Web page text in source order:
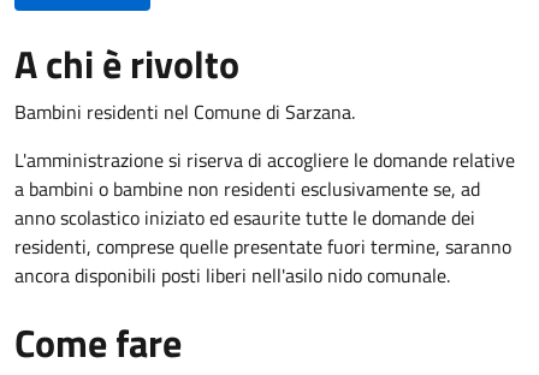
A chi è rivolto
Bambini residenti nel Comune di Sarzana.
L'amministrazione si riserva di accogliere le domande relative
a bambini o bambine non residenti esclusivamente se, ad
anno scolastico iniziato ed esaurite tutte le domande dei
residenti, comprese quelle presentate fuori termine, saranno
ancora disponibili posti liberi nell'asilo nido comunale.
Come fare